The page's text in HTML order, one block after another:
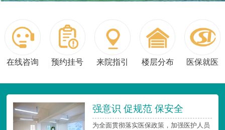
在线咨询 预约挂号 来院指引 楼层分布 医保就医
强意识 促规范 保安全
为全面贯彻落实医保政策，加强医护人员